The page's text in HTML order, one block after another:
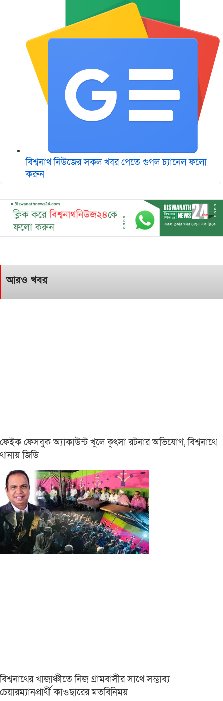
বিশ্বনাথ নিউজের সকল খবর পেতে গুগল চ‌্যানেল ফলো
করুন
আরও খবর
ফেইক ফেসবুক অ্যাকাউন্ট খুলে কুৎসা রটনার অভিযোগ, বিশ্বনাথে
থানায় জিডি
বিশ্বনাথের খাজাঞ্চীতে নিজ গ্রামবাসীর সাথে সম্ভাব্য
চেয়ারম্যানপ্রার্থী কাওছারের মতবিনিময়